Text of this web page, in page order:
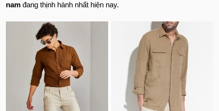
nam đang thịnh hành nhất hiện nay.